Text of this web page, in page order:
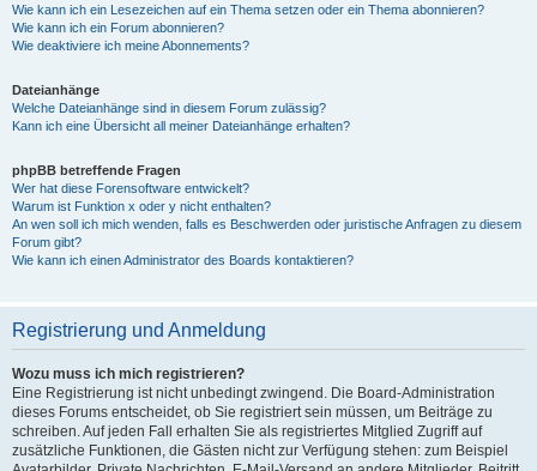
Wie kann ich ein Lesezeichen auf ein Thema setzen oder ein Thema abonnieren?
Wie kann ich ein Forum abonnieren?
Wie deaktiviere ich meine Abonnements?
Dateianhänge
Welche Dateianhänge sind in diesem Forum zulässig?
Kann ich eine Übersicht all meiner Dateianhänge erhalten?
phpBB betreffende Fragen
Wer hat diese Forensoftware entwickelt?
Warum ist Funktion x oder y nicht enthalten?
An wen soll ich mich wenden, falls es Beschwerden oder juristische Anfragen zu diesem
Forum gibt?
Wie kann ich einen Administrator des Boards kontaktieren?
Registrierung und Anmeldung
Wozu muss ich mich registrieren?
Eine Registrierung ist nicht unbedingt zwingend. Die Board-Administration
dieses Forums entscheidet, ob Sie registriert sein müssen, um Beiträge zu
schreiben. Auf jeden Fall erhalten Sie als registriertes Mitglied Zugriff auf
zusätzliche Funktionen, die Gästen nicht zur Verfügung stehen: zum Beispiel